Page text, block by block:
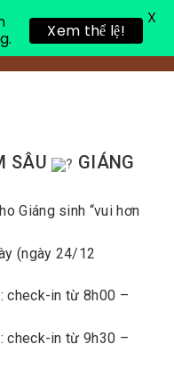
Toggle
SÂU
GIÁNG
Giáng sinh “vui hơn
(ngày 24/12
check-in từ 8h00 –
check-in từ 9h30 –
Xem thể lệ!
X